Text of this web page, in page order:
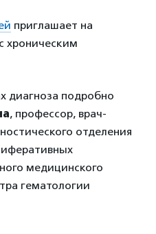
приглашает на
хроническим
диагноза подробно
, профессор, врач-
отделения
медицинского
гематологии